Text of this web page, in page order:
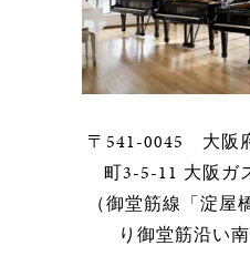
〒541-0045 大阪
町3-5-11 大阪ガ
（御堂筋線「淀
り御堂筋沿い